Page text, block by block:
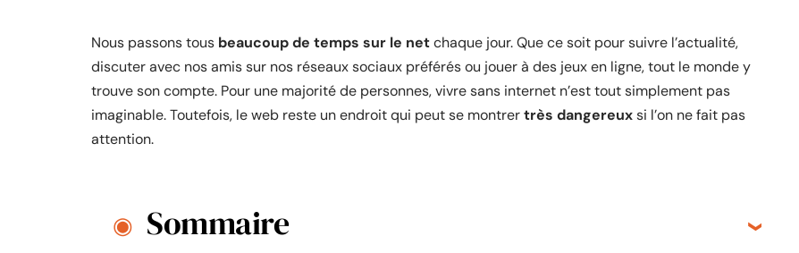
Nous passons tous beaucoup de temps sur le netchaque jour. Que ce soit pour suivre l’actualité,
discuter avec nos amis sur nos réseaux sociaux préférés ou jouer à des jeux en ligne, tout le monde y
trouve son compte. Pour une majorité de personnes, vivre sans internet n’est tout simplement pas
imaginable. Toutefois, le web reste un endroit qui peut se montrertrès dangereuxsi l’on ne fait pas
attention.
Sommaire